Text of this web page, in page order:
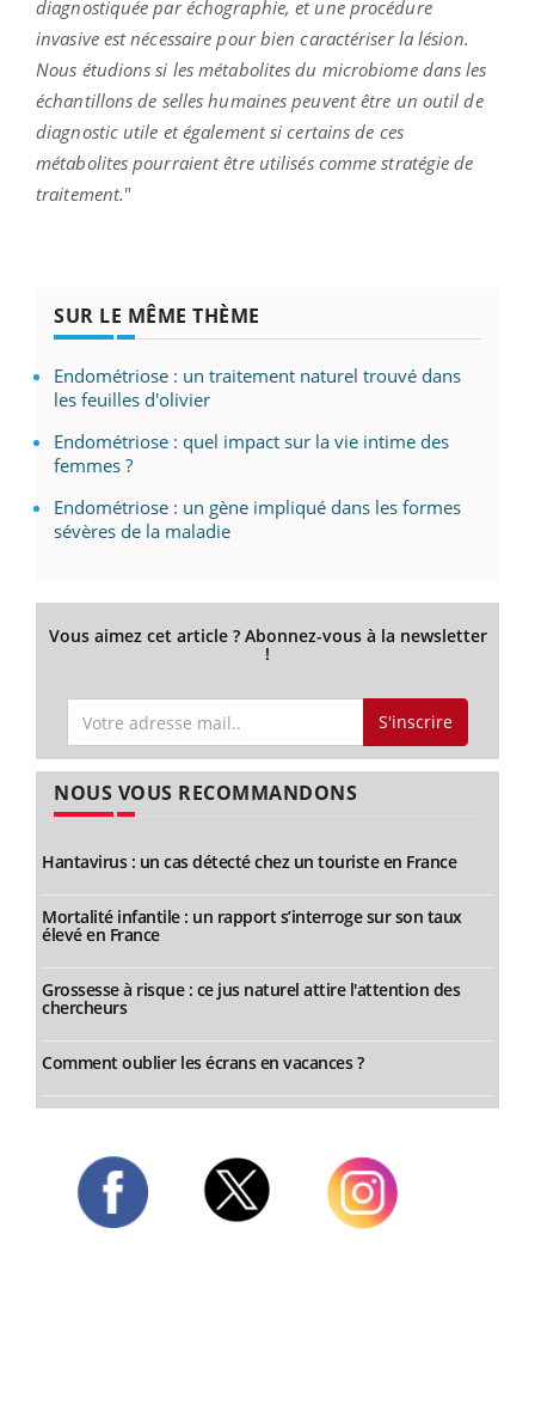
diagnostiquée par échographie, et une procédure
invasive est nécessaire pour bien caractériser la lésion.
Nous étudions si les métabolites du microbiome dans les
échantillons de selles humaines peuvent être un outil de
diagnostic utile et également si certains de ces
métabolites pourraient être utilisés comme stratégie de
traitement."
SUR LE MÊME THÈME
Endométriose : un traitement naturel trouvé dans
les feuilles d'olivier
Endométriose : quel impact sur la vie intime des
femmes ?
Endométriose : un gène impliqué dans les formes
sévères de la maladie
Vous aimez cet article ? Abonnez-vous à la newsletter
!
S'inscrire
NOUS VOUS RECOMMANDONS
Hantavirus : un cas détecté chez un touriste en France
Mortalité infantile : un rapport s’interroge sur son taux
élevé en France
Grossesse à risque : ce jus naturel attire l'attention des
chercheurs
Comment oublier les écrans en vacances ?